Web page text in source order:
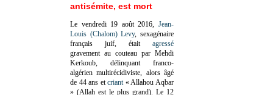
antisémite, est mort
Le vendredi 19 août 2016, Jean-
Louis (Chalom) Levy, sexagénaire
français juif, était agressé
gravement au couteau par Mehdi
Kerkoub, délinquant franco-
algérien multirécidiviste, alors âgé
de 44 ans etcriant « Allahou Aqbar
» (Allah est le plus grand). Le 12